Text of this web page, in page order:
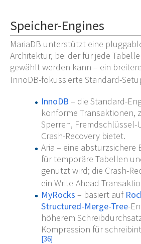
Speicher-Engines
MariaDB unterstützt eine
Architektur, bei der für jede
gewählt werden kann – ein
InnoDB-fokussierte Standard-
InnoDB – die Standard-
konforme Transaktionen,
Sperren,
Crash-Recovery bietet.
Aria – eine absturzsichere
für temporäre Tabellen
genutzt wird; die Crash-
ein Write-Ahead-
MyRocks – basiert auf
Structured-Merge-Tree-
höherem
Kompression für
[36]